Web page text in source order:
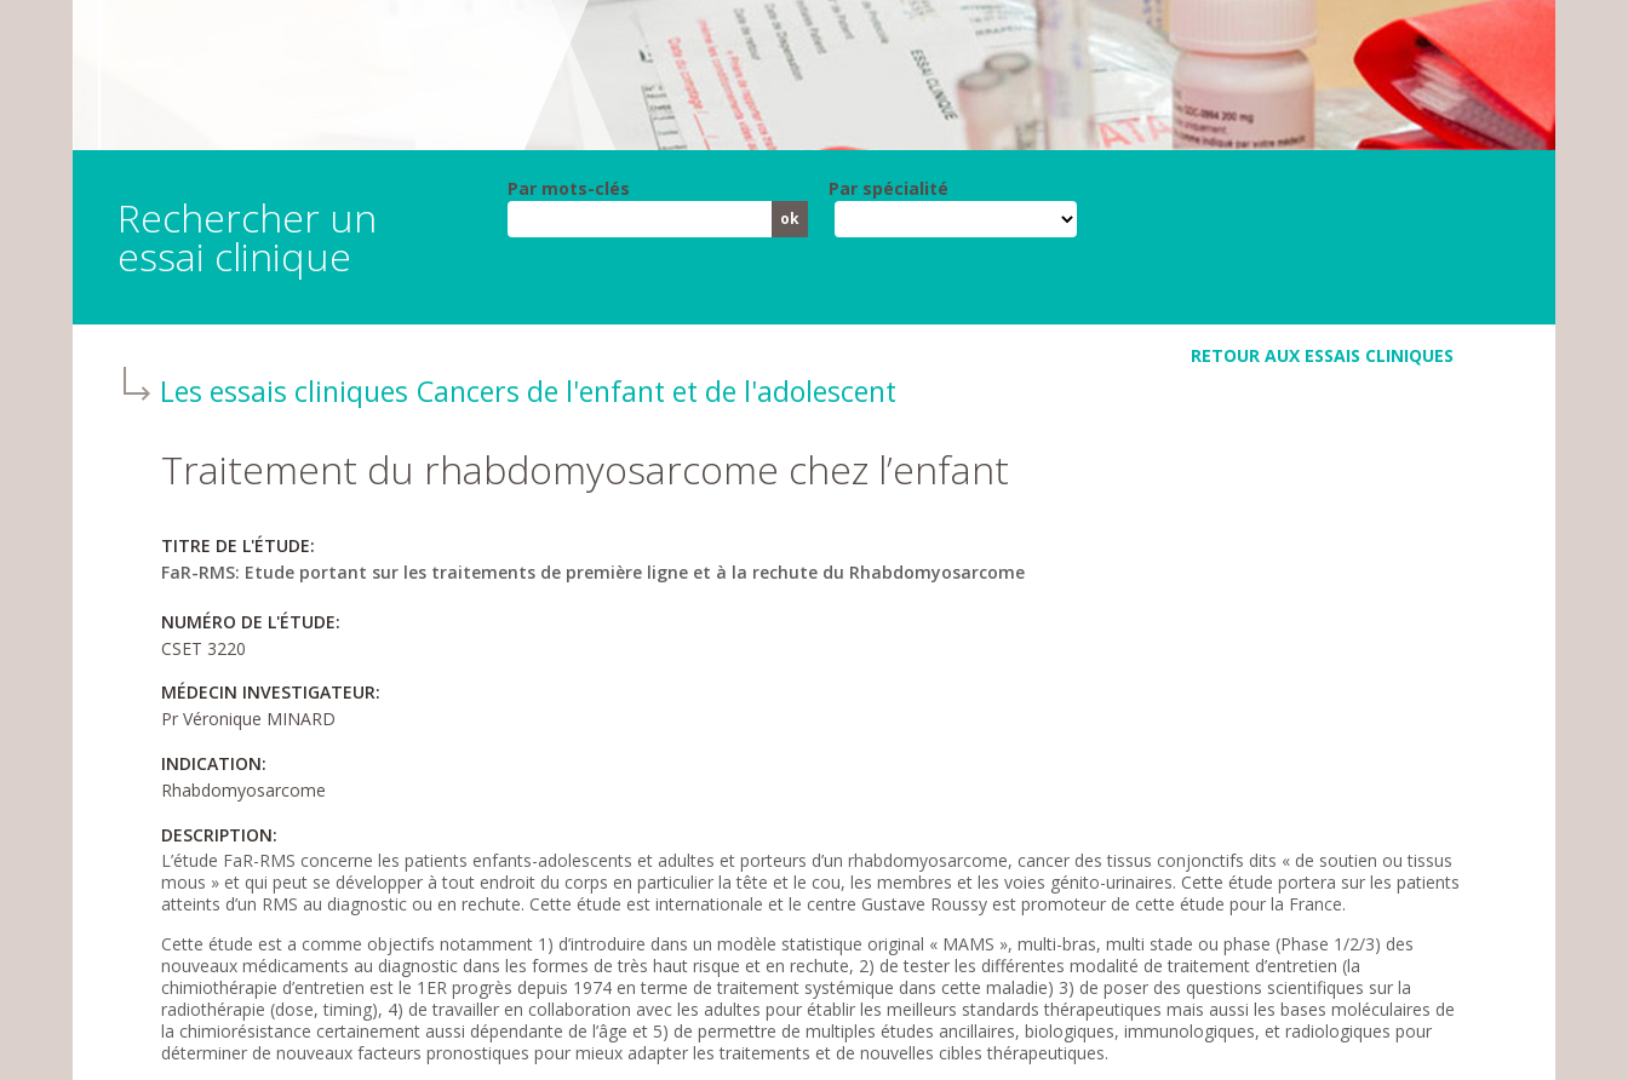
Rechercher un
essai clinique
Par mots-clés Par spécialité
Les essais cliniques Cancers de l'enfant et de l'adolescent
RETOUR AUX ESSAIS CLINIQUES
Traitement du rhabdomyosarcome chez l’enfant
TITRE DE L'ÉTUDE:
FaR-RMS: Etude portant sur les traitements de première ligne et à la rechute du Rhabdomyosarcome
NUMÉRO DE L'ÉTUDE:
CSET 3220
MÉDECIN INVESTIGATEUR:
Pr Véronique MINARD
INDICATION:
Rhabdomyosarcome
DESCRIPTION:
L’étude FaR-RMS concerne les patients enfants-adolescents et adultes et porteurs d’un rhabdomyosarcome, cancer des tissus conjonctifs dits « de soutien ou tissus
mous » et qui peut se développer à tout endroit du corps en particulier la tête et le cou, les membres et les voies génito-urinaires. Cette étude portera sur les patients
atteints d’un RMS au diagnostic ou en rechute. Cette étude est internationale et le centre Gustave Roussy est promoteur de cette étude pour la France.
Cette étude est a comme objectifs notamment 1) d’introduire dans un modèle statistique original « MAMS », multi-bras, multi stade ou phase (Phase 1/2/3) des
nouveaux médicaments au diagnostic dans les formes de très haut risque et en rechute, 2) de tester les différentes modalité de traitement d’entretien (la
chimiothérapie d’entretien est le 1ER progrès depuis 1974 en terme de traitement systémique dans cette maladie) 3) de poser des questions scientifiques sur la
radiothérapie (dose, timing), 4) de travailler en collaboration avec les adultes pour établir les meilleurs standards thérapeutiques mais aussi les bases moléculaires de
la chimiorésistance certainement aussi dépendante de l’âge et 5) de permettre de multiples études ancillaires, biologiques, immunologiques, et radiologiques pour
déterminer de nouveaux facteurs pronostiques pour mieux adapter les traitements et de nouvelles cibles thérapeutiques.